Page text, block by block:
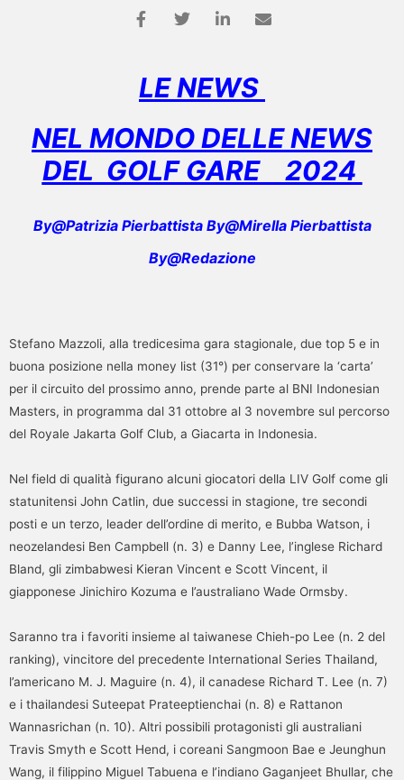
LE NEWS
NEL MONDO DELLE NEWS
DEL GOLF GARE 2024
By@Patrizia Pierbattista By@Mirella Pierbattista
By@Redazione
Stefano Mazzoli, alla tredicesima gara stagionale, due top 5 e in
buona posizione nella money list (31°) per conservare la ‘carta’
per il circuito del prossimo anno, prende parte al BNI Indonesian
Masters, in programma dal 31 ottobre al 3 novembre sul percorso
del Royale Jakarta Golf Club, a Giacarta in Indonesia.
Nel field di qualità figurano alcuni giocatori della LIV Golf come gli
statunitensi John Catlin, due successi in stagione, tre secondi
posti e un terzo, leader dell’ordine di merito, e Bubba Watson, i
neozelandesi Ben Campbell (n. 3) e Danny Lee, l’inglese Richard
Bland, gli zimbabwesi Kieran Vincent e Scott Vincent, il
giapponese Jinichiro Kozuma e l’australiano Wade Ormsby.
Saranno tra i favoriti insieme al taiwanese Chieh-po Lee (n. 2 del
ranking), vincitore del precedente International Series Thailand,
l’americano M. J. Maguire (n. 4), il canadese Richard T. Lee (n. 7)
e i thailandesi Suteepat Prateeptienchai (n. 8) e Rattanon
Wannasrichan (n. 10). Altri possibili protagonisti gli australiani
Travis Smyth e Scott Hend, i coreani Sangmoon Bae e Jeunghun
Wang, il filippino Miguel Tabuena e l’indiano Gaganjeet Bhullar, che